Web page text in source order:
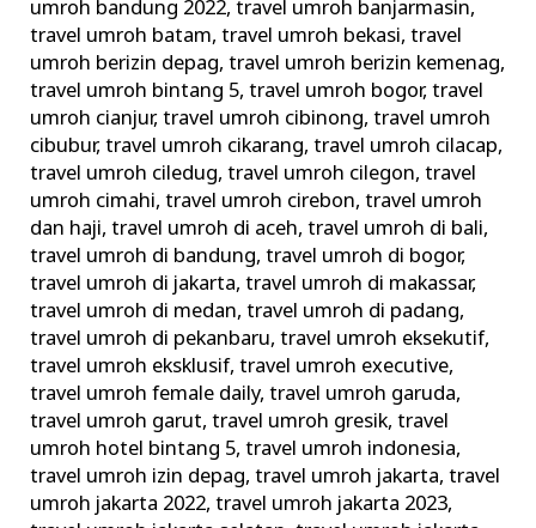
umroh bandung 2022,travel umroh banjarmasin,
travel umroh batam,travel umroh bekasi,travel
umroh berizin depag,travel umroh berizin kemenag,
travel umroh bintang 5,travel umroh bogor,travel
umroh cianjur,travel umroh cibinong,travel umroh
cibubur,travel umroh cikarang,travel umroh cilacap,
travel umroh ciledug,travel umroh cilegon,travel
umroh cimahi,travel umroh cirebon,travel umroh
dan haji,travel umroh di aceh,travel umroh di bali,
travel umroh di bandung,travel umroh di bogor,
travel umroh di jakarta,travel umroh di makassar,
travel umroh di medan,travel umroh di padang,
travel umroh di pekanbaru,travel umroh eksekutif,
travel umroh eksklusif,travel umroh executive,
travel umroh female daily,travel umroh garuda,
travel umroh garut,travel umroh gresik,travel
umroh hotel bintang 5,travel umroh indonesia,
travel umroh izin depag,travel umroh jakarta,travel
umroh jakarta 2022,travel umroh jakarta 2023,